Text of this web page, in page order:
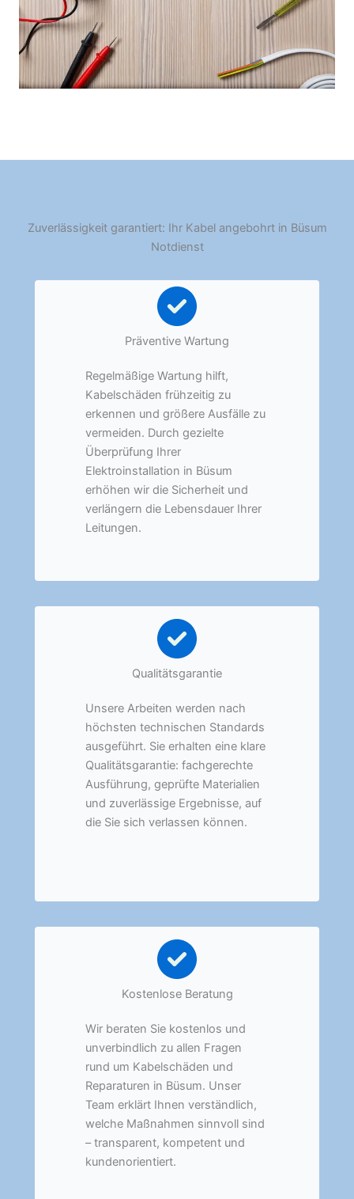
Zuverlässigkeit garantiert: Ihr Kabel angebohrt in Büsum
Notdienst
Präventive Wartung
Regelmäßige Wartung hilft,
Kabelschäden frühzeitig zu
erkennen und größere Ausfälle zu
vermeiden. Durch gezielte
Überprüfung Ihrer
Elektroinstallation in Büsum
erhöhen wir die Sicherheit und
verlängern die Lebensdauer Ihrer
Leitungen.
Qualitätsgarantie
Unsere Arbeiten werden nach
höchsten technischen Standards
ausgeführt. Sie erhalten eine klare
Qualitätsgarantie: fachgerechte
Ausführung, geprüfte Materialien
und zuverlässige Ergebnisse, auf
die Sie sich verlassen können.
Kostenlose Beratung
Wir beraten Sie kostenlos und
unverbindlich zu allen Fragen
rund um Kabelschäden und
Reparaturen in Büsum. Unser
Team erklärt Ihnen verständlich,
welche Maßnahmen sinnvoll sind
– transparent, kompetent und
kundenorientiert.